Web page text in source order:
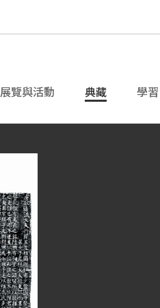
展覽與活動 典藏 學習